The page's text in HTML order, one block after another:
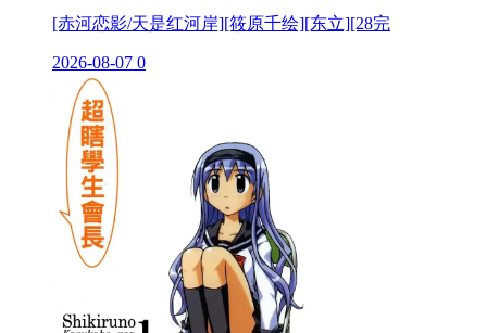
[赤河恋影/天是红河岸][筱原千绘][东立][28完
2026-08-07 0